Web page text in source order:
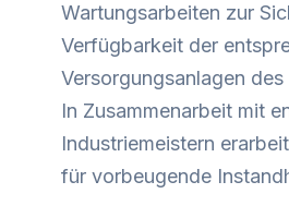
Wartungsarbeiten zur
Verfügbarkeit der
Versorgungsanlagen des
In Zusammenarbeit mit
Industriemeistern
für vorbeugende